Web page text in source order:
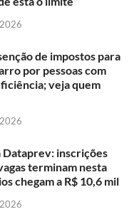
de impostos para
por pessoas com
veja quem
Dataprev: inscrições
terminam nesta
chegam a R$ 10,6 mil